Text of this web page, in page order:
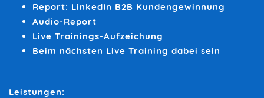
Report: LinkedIn B2B Kundengewinnung
Audio-Report
Live Trainings-Aufzeichung
Beim nächsten Live Training dabei sein
Leistungen: